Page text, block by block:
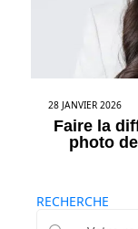
28 JANVIER 2026
Faire la
photo
RECHERCHE